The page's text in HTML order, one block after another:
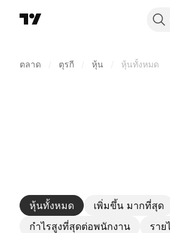
ตลาด ตุรกี หุ้น หุ้นทั้งหมด
หุ้นทั้งหมด เพิ่มขึ้น มากที่สุด
กำไรสูงที่สุดต่อพนักงาน
รา